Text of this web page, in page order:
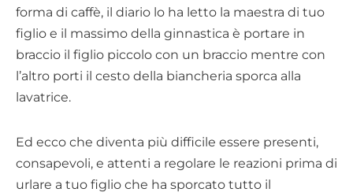
forma di caffè, il diario lo ha letto la maestra di tuo
figlio e il massimo della ginnastica è portare in
braccio il figlio piccolo con un braccio mentre con
l’altro porti il cesto della biancheria sporca alla
lavatrice.
Ed ecco che diventa più difficile essere presenti,
consapevoli, e attenti a regolare le reazioni prima di
urlare a tuo figlio che ha sporcato tutto il